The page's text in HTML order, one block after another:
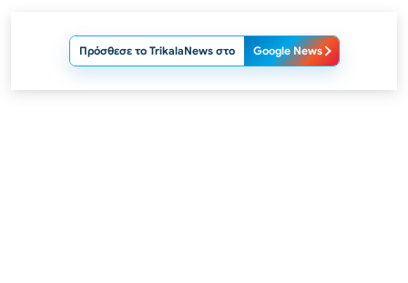
Πρόσθεσε το TrikalaNews στο Google News